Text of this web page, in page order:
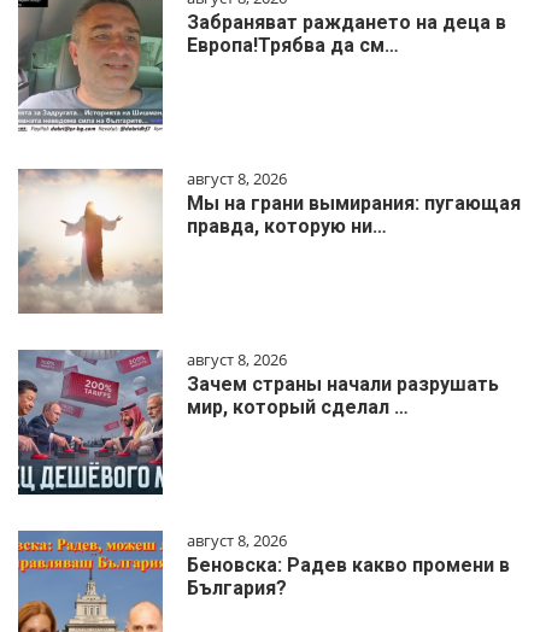
Забраняват раждането на деца в
Европа!Трябва да см…
август 8, 2026
Мы на грани вымирания: пугающая
правда, которую ни…
август 8, 2026
Зачем страны начали разрушать
мир, который сделал …
август 8, 2026
Беновска: Радев какво промени в
България?